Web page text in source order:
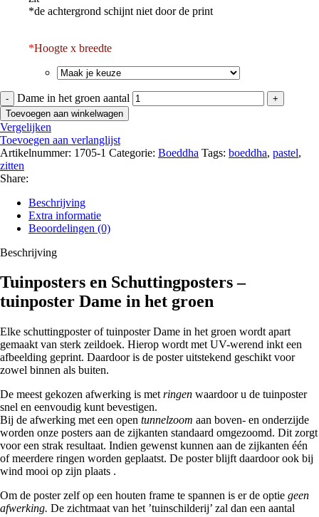
*de achtergrond schijnt niet door de print
*Hoogte x breedte
Dame in het groen aantal
Toevoegen aan winkelwagen
Vergelijken
Toevoegen aan verlanglijst
Artikelnummer: 1705-1 Categorie: Boeddha Tags: boeddha, pastel,
zitten
Share:
Beschrijving
Extra informatie
Beoordelingen (0)
Beschrijving
Tuinposters en Schuttingposters –
tuinposter Dame in het groen
Elke schuttingposter of tuinposter Dame in het groen wordt apart
gemaakt van sterk zeildoek. Hierop wordt met UV-werend inkt een
afbeelding geprint. Daardoor is de poster uitstekend geschikt voor
zowel binnen als buiten.
De meest gekozen afwerking is met ringen waardoor u de tuinposter
snel en eenvoudig kunt bevestigen.
Bij de afwerking met een open tunnelzoom aan boven- en onderzijde
worden onze posters aan de zijkanten standaard omgezoomd. Dit zorgt
voor een strak resultaat. Indien gewenst kunnen aan de zijkanten één
of meerdere ringen worden geplaatst. De poster blijft daardoor ook bij
wind mooi op zijn plaats .
Om de poster zelf op een houten frame te spannen is er de optie geen
afwerking. De zichtmaat van het ’tuinschilderij’ zal dan een aantal